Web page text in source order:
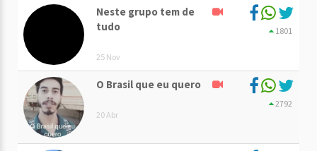
Neste grupo tem de
tudo
25 Nov
1801
O Brasil que eu quero
20 Abr
2792